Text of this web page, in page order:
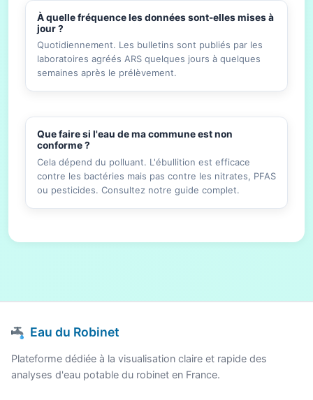
À quelle fréquence les données sont-elles mises à
jour ?
Quotidiennement. Les bulletins sont publiés par les
laboratoires agréés ARS quelques jours à quelques
semaines après le prélèvement.
Que faire si l'eau de ma commune est non
conforme ?
Cela dépend du polluant. L'ébullition est efficace
contre les bactéries mais pas contre les nitrates, PFAS
ou pesticides. Consultez notre guide complet.
Eau du Robinet
Plateforme dédiée à la visualisation claire et rapide des
analyses d'eau potable du robinet en France.